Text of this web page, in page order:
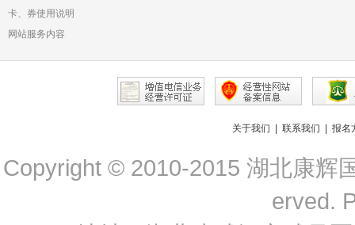
卡、券使用说明
网站服务内容
关于我们 联系我们 报名
Copyright © 2010-2015 湖北康辉
erved.